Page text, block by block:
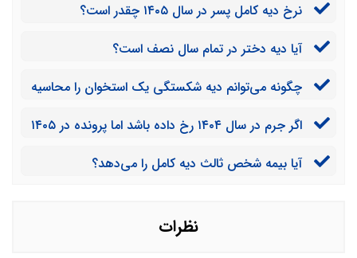
نرخ دیه کامل پسر در سال ۱۴۰۵ چقدر است؟
آیا دیه دختر در تمام سال نصف است؟
چگونه می‌توانم دیه شکستگی یک استخوان را محاسیه
اگر جرم در سال ۱۴۰۴ رخ داده باشد اما پرونده در ۱۴۰۵
آیا بیمه شخص ثالث دیه کامل را می‌دهد؟
نظرات